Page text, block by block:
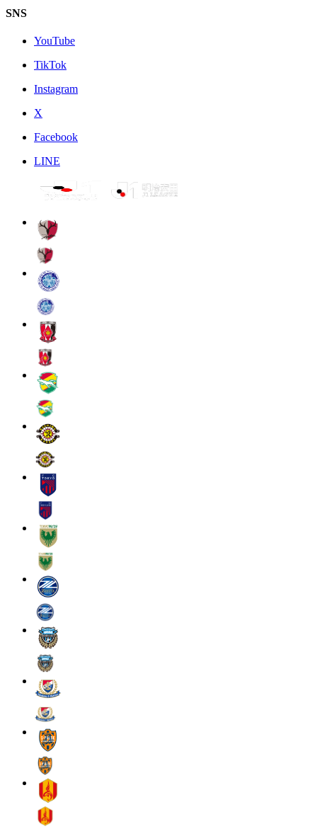
SNS
YouTube
TikTok
Instagram
X
Facebook
LINE